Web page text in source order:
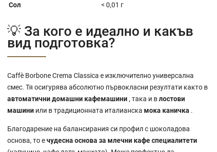
Сол
< 0,01 г
💡 За кого е идеално и какъв
вид подготовка?
Caffè Borbone Crema Classica е изключително универсална
смес. Тя осигурява абсолютно първокласни резултати както в
автоматични домашни кафемашини , така и влостови
машини или в традиционната италианска мока каничка .
Благодарение на балансирания си профил с шоколадова
основа, то ечудесна основа за млечни кафе специалитети